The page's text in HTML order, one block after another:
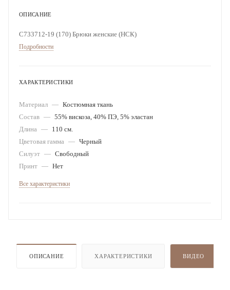
ОПИСАНИЕ
С733712-19 (170) Брюки женские (НСК)
Подробности
ХАРАКТЕРИСТИКИ
Материал — Костюмная ткань
Состав — 55% вискоза, 40% ПЭ, 5% эластан
Длина — 110 см.
Цветовая гамма — Черный
Силуэт — Свободный
Принт — Нет
Все характеристики
ОПИСАНИЕ ХАРАКТЕРИСТИКИ ВИДЕО